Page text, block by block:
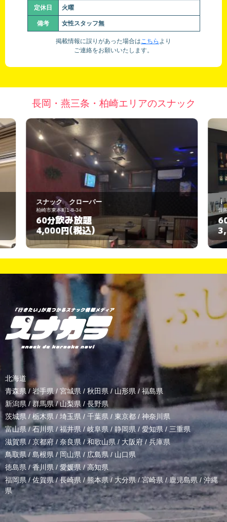
定休日 火曜
備考 女性スタッフ無
掲載情報に誤りがあった場合はこちら より
ご連絡をお願いいたします。
長岡・燕三条・柏崎エリアのスナック
ｉｆ
長岡市坂之上町2-3-5
60分飲み放題
3,500円 (税込)
北海道
青森県 / 岩手県/ 宮城県 / 秋田県 / 山形県/ 福島県
新潟県 /群馬県/山梨県 / 長野県
茨城県 / 栃木県 / 埼玉県 / 千葉県 / 東京都 / 神奈川県
富山県 /石川県/福井県/岐阜県 / 静岡県 / 愛知県 / 三重県
滋賀県 / 京都府 / 奈良県 / 和歌山県/ 大阪府 /兵庫県
鳥取県/ 島根県 /岡山県/ 広島県 / 山口県
徳島県 /香川県 / 愛媛県/高知県
福岡県/佐賀県/長崎県 /熊本県/ 大分県/宮崎県 /鹿児島県 / 沖縄
県